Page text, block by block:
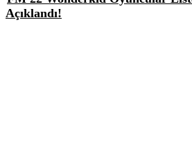
Açıklandı!